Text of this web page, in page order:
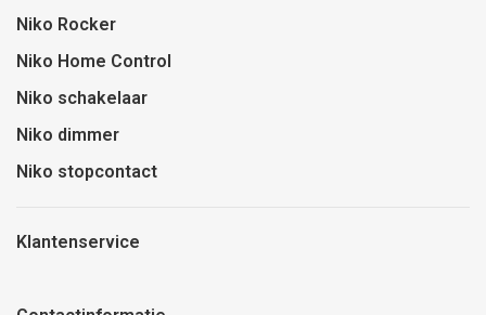
Niko Rocker
Niko Home Control
Niko schakelaar
Niko dimmer
Niko stopcontact
Klantenservice